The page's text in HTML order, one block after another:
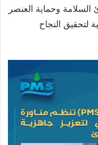
السلامة وحماية العنصر
لتحقيق النجاح